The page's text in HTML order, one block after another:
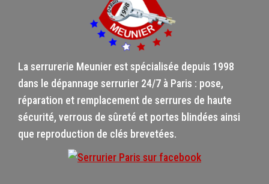
La serrurerie Meunier est spécialisée depuis 1998
dans le dépannage serrurier 24/7 à Paris : pose,
réparation et remplacement de serrures de haute
sécurité, verrous de sûreté et portes blindées ainsi
que reproduction de clés brevetées.